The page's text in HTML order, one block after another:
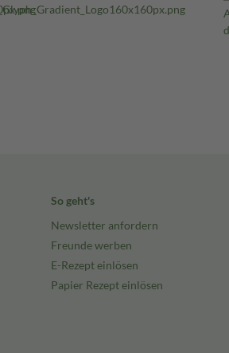
So geht's
Newsletter anfordern
Freunde werben
E-Rezept einlösen
Papier Rezept einlösen